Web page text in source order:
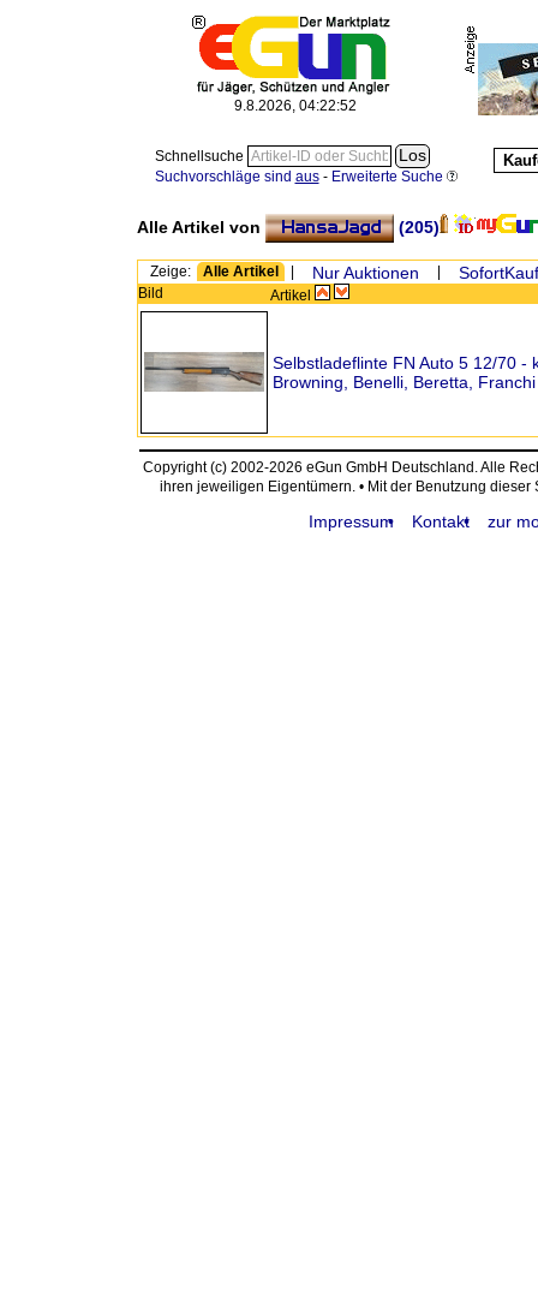
9.8.2026, 04:22:52
Schnellsuche
Suchvorschläge sind aus- Erweiterte Suche
Alle Artikel von (205)
Zeige: Alle Artikel Nur Auktionen
Bild Artikel
Selbstladeflinte FN Auto 5 12/70 -
Browning, Benelli, Beretta, Franchi
Copyright (c) 2002-2026 eGun GmbH Deutschland. Alle
ihren jeweiligen Eigentümern. • Mit der Benutzung
Impressum Kontakt zur